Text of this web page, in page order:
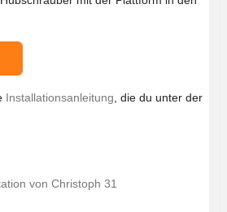
Installationsanleitung , die du unter der